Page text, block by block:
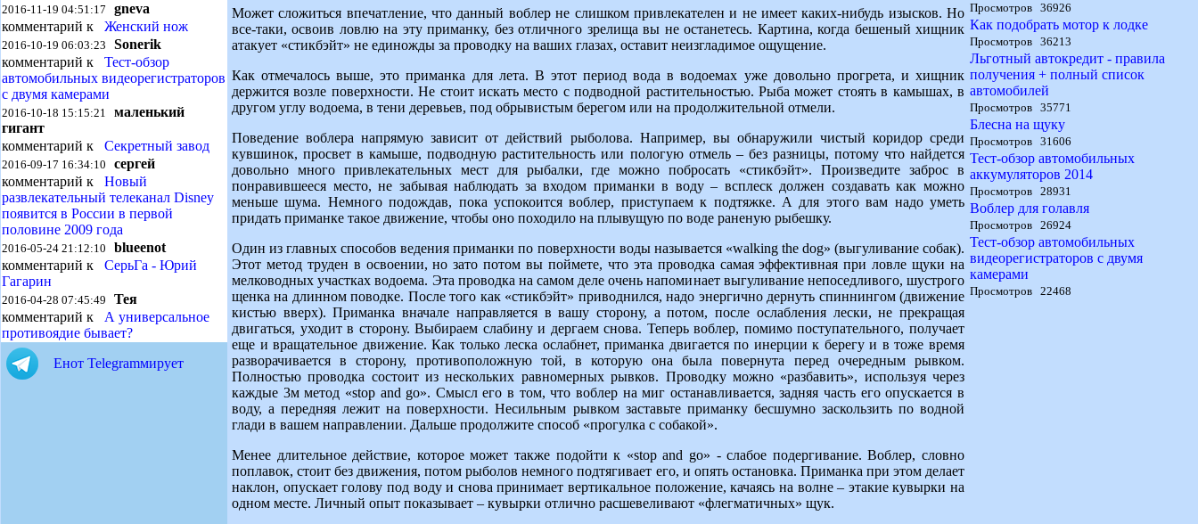
2016-11-19 04:51:17 gneva
комментарий к Женский нож
2016-10-19 06:03:23 Sonerik
комментарий к Тест-обзор
автомобильных видеорегистраторов
с двумя камерами
2016-10-18 15:15:21 маленький
гигант
комментарий к Секретный завод
2016-09-17 16:34:10 сергей
комментарий к Новый
развлекательный телеканал Disney
появится в России в первой
половине 2009 года
2016-05-24 21:12:10 blueenot
комментарий к СерьГа - Юрий
Гагарин
2016-04-28 07:45:49 Тея
комментарий к А универсальное
противоядие бывает?
Енот Telegramмирует
Может сложиться впечатление, что данный воблер не слишком привлекателен и не имеет каких-нибудь изысков. Но
все-таки, освоив ловлю на эту приманку, без отличного зрелища вы не останетесь. Картина, когда бешеный хищник
атакует «стикбэйт» не единожды за проводку на ваших глазах, оставит неизгладимое ощущение.
Как отмечалось выше, это приманка для лета. В этот период вода в водоемах уже довольно прогрета, и хищник
держится возле поверхности. Не стоит искать место с подводной растительностью. Рыба может стоять в камышах, в
другом углу водоема, в тени деревьев, под обрывистым берегом или на продолжительной отмели.
Поведение воблера напрямую зависит от действий рыболова. Например, вы обнаружили чистый коридор среди
кувшинок, просвет в камыше, подводную растительность или пологую отмель – без разницы, потому что найдется
довольно много привлекательных мест для рыбалки, где можно побросать «стикбэйт». Произведите заброс в
понравившееся место, не забывая наблюдать за входом приманки в воду – всплеск должен создавать как можно
меньше шума. Немного подождав, пока успокоится воблер, приступаем к подтяжке. А для этого вам надо уметь
придать приманке такое движение, чтобы оно походило на плывущую по воде раненую рыбешку.
Один из главных способов ведения приманки по поверхности воды называется «walking the dog» (выгуливание собак).
Этот метод труден в освоении, но зато потом вы поймете, что эта проводка самая эффективная при ловле щуки на
мелководных участках водоема. Эта проводка на самом деле очень напоминает выгуливание непоседливого, шустрого
щенка на длинном поводке. После того как «стикбэйт» приводнился, надо энергично дернуть спиннингом (движение
кистью вверх). Приманка вначале направляется в вашу сторону, а потом, после ослабления лески, не прекращая
двигаться, уходит в сторону. Выбираем слабину и дергаем снова. Теперь воблер, помимо поступательного, получает
еще и вращательное движение. Как только леска ослабнет, приманка двигается по инерции к берегу и в тоже время
разворачивается в сторону, противоположную той, в которую она была повернута перед очередным рывком.
Полностью проводка состоит из нескольких равномерных рывков. Проводку можно «разбавить», используя через
каждые 3м метод «stop and go». Смысл его в том, что воблер на миг останавливается, задняя часть его опускается в
воду, а передняя лежит на поверхности. Несильным рывком заставьте приманку бесшумно заскользить по водной
глади в вашем направлении. Дальше продолжите способ «прогулка с собакой».
Менее длительное действие, которое может также подойти к «stop and go» - слабое подергивание. Воблер, словно
поплавок, стоит без движения, потом рыболов немного подтягивает его, и опять остановка. Приманка при этом делает
наклон, опускает голову под воду и снова принимает вертикальное положение, качаясь на волне – этакие кувырки на
одном месте. Личный опыт показывает – кувырки отлично расшевеливают «флегматичных» щук.
Просмотров 36926
Как подобрать мотор к лодке
Просмотров 36213
Льготный автокредит - правила
получения + полный список
автомобилей
Просмотров 35771
Блесна на щуку
Просмотров 31606
Тест-обзор автомобильных
аккумуляторов 2014
Просмотров 28931
Воблер для голавля
Просмотров 26924
Тест-обзор автомобильных
видеорегистраторов с двумя
камерами
Просмотров 22468